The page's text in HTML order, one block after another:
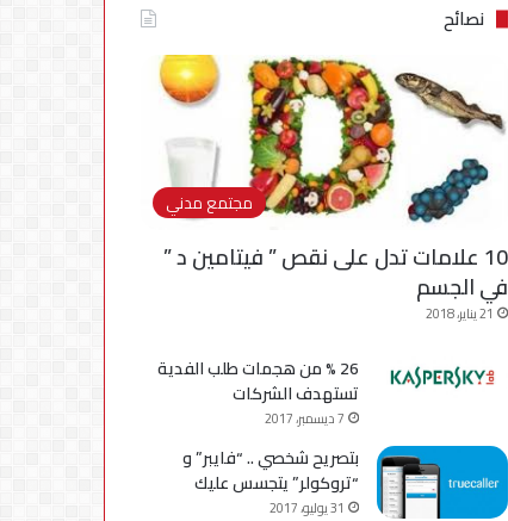
نصائح
مجتمع مدني
10 علامات تدل على نقص ” فيتامين د ”
في الجسم
21 يناير، 2018
26 % من هجمات طلب الفدية
تستهدف الشركات
7 ديسمبر، 2017
بتصريح شخصي .. “فايبر” و
“تروكولر” يتجسس عليك
31 يوليو، 2017